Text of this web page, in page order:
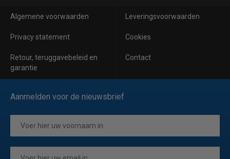
Algemene voorwaarden Leveringsvoorwaarden
Privacy statement Cookies
Retour, teruggavebeleid en
garantie
Contact
Aanmelden voor de nieuwsbrief